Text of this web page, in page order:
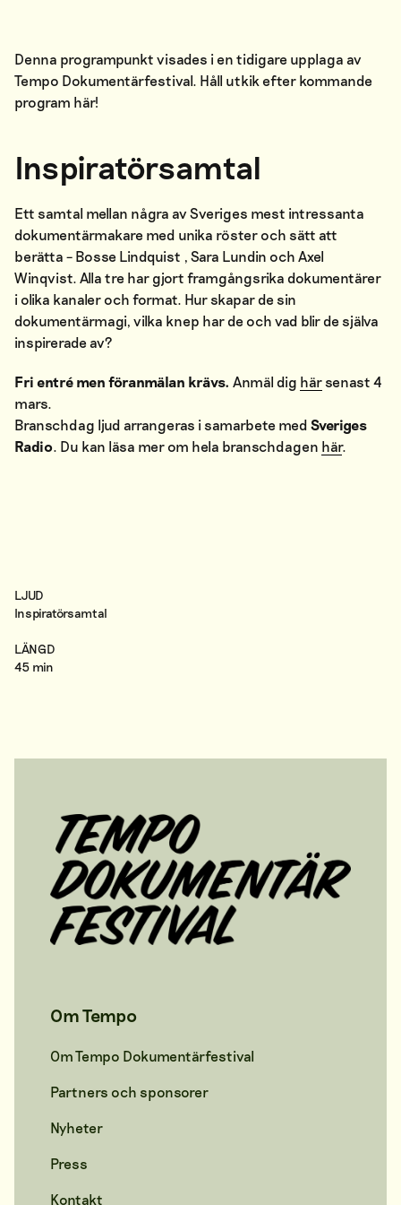
Denna programpunkt visades i en tidigare upplaga av
Tempo Dokumentärfestival. Håll utkik efter kommande
program här!
Inspiratörsamtal
Ett samtal mellan några av Sveriges mest intressanta
dokumentärmakare med unika röster och sätt att
berätta – Bosse Lindquist , Sara Lundin och Axel
Winqvist. Alla tre har gjort framgångsrika dokumentärer
i olika kanaler och format. Hur skapar de sin
dokumentärmagi, vilka knep har de och vad blir de själva
inspirerade av?
Fri entré men föranmälan krävs. Anmäl dig härsenast 4
mars.
Branschdag ljud arrangeras i samarbete med Sveriges
Radio. Du kan läsa mer om hela branschdagen här.
LJUD
Inspiratörsamtal
LÄNGD
45 min
Om Tempo
Om Tempo Dokumentärfestival
Partners och sponsorer
Nyheter
Press
Kontakt